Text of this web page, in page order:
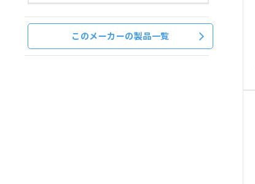
このメーカーの製品一覧